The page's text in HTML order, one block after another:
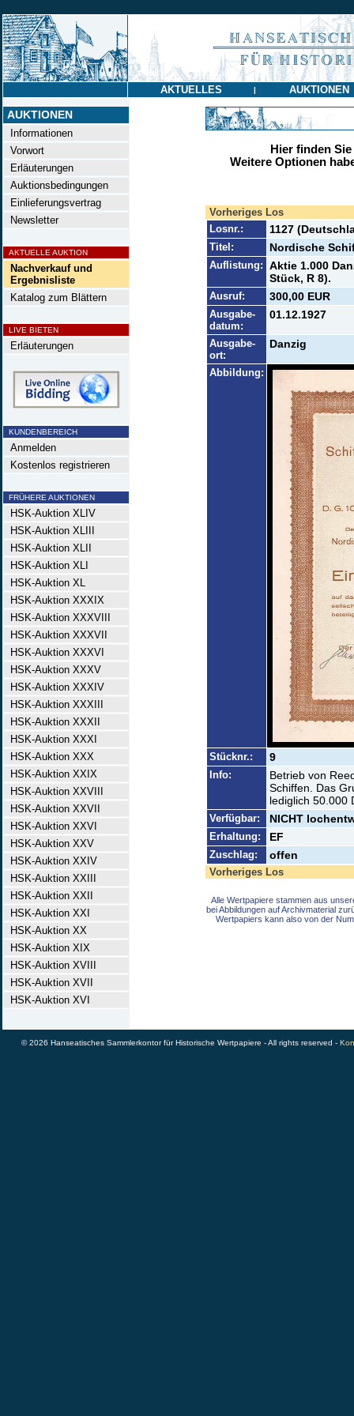
AKTUELLES | AUKTIONEN
AUKTIONEN
Informationen
Vorwort
Erläuterungen
Auktionsbedingungen
Einlieferungsvertrag
Newsletter
AKTUELLE AUKTION
Nachverkauf und
Ergebnisliste
Katalog zum Blättern
LIVE BIETEN
Erläuterungen
KUNDENBEREICH
Anmelden
Kostenlos registrieren
FRÜHERE AUKTIONEN
HSK-Auktion XLIV
HSK-Auktion XLIII
HSK-Auktion XLII
HSK-Auktion XLI
HSK-Auktion XL
HSK-Auktion XXXIX
HSK-Auktion XXXVIII
HSK-Auktion XXXVII
HSK-Auktion XXXVI
HSK-Auktion XXXV
HSK-Auktion XXXIV
HSK-Auktion XXXIII
HSK-Auktion XXXII
HSK-Auktion XXXI
HSK-Auktion XXX
HSK-Auktion XXIX
HSK-Auktion XXVIII
HSK-Auktion XXVII
HSK-Auktion XXVI
HSK-Auktion XXV
HSK-Auktion XXIV
HSK-Auktion XXIII
HSK-Auktion XXII
HSK-Auktion XXI
HSK-Auktion XX
HSK-Auktion XIX
HSK-Auktion XVIII
HSK-Auktion XVII
HSK-Auktion XVI
Hier finden
Weitere Optionen
Vorheriges Los
Losnr.:
1127
Titel: Nordische
Auflistung: Aktie 1.000
Stück, R 8).
Ausruf: 300,00 EUR
Ausgabe-
datum:
01.12.1927
Ausgabe-
ort:
Danzig
Abbildung:
Stücknr.: 9
Info:
Betrieb von
Schiffen. Das
lediglich 50.000
Verfügbar: NICHT
Erhaltung: EF
Zuschlag: offen
Vorheriges Los
Alle Wertpapiere stammen aus
bei Abbildungen auf Archivmaterial
Wertpapiers kann also von der
© 2026 Hanseatisches Sammlerkontor für Historische Wertpapiere - All rights reserved -